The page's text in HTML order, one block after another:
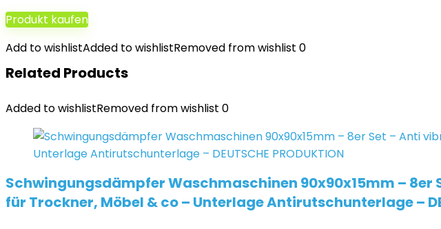
Produkt kaufen
Add to wishlistAdded to wishlistRemoved from wishlist 0
Related Products
Added to wishlistRemoved from wishlist 0
Schwingungsdämpfer Waschmaschinen 90x90x15mm –
für Trockner, Möbel & co – Unterlage Antirutschunterlage –